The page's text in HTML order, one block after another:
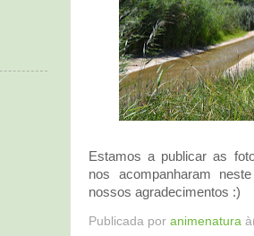
Estamos a publicar as
nos acompanharam
nossos agradecimentos :)
Publicada por animenatura